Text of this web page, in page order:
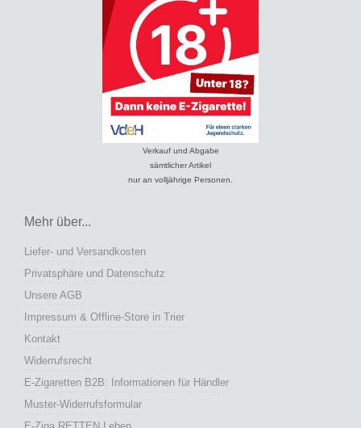
Verkauf und Abgabe
sämtlicher Artikel
nur an volljährige Personen.
Mehr über...
Liefer- und Versandkosten
Privatsphäre und Datenschutz
Unsere AGB
Impressum & Offline-Store in Trier
Kontakt
Widerrufsrecht
E-Zigaretten B2B: Informationen für Händler
Muster-Widerrufsformular